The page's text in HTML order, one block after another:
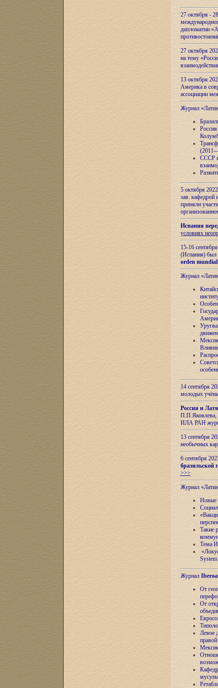
27 октября -
дипломатии
27 октября
на тему
13 октября
Америка в
ассоциации
Журнал
СССР и
5 октября
зав.
приняли
Испания
условиях
15-16
(Испания) был
orden
Журнал
14 сентября
молодых
Россия и
П.П.Яковлева,
ИЛА РАН
13 сентября
необычных
6 сентября
бразильской
>>>
Журнал
Новые
Такие
Тема
Журнал
От
От
Левое